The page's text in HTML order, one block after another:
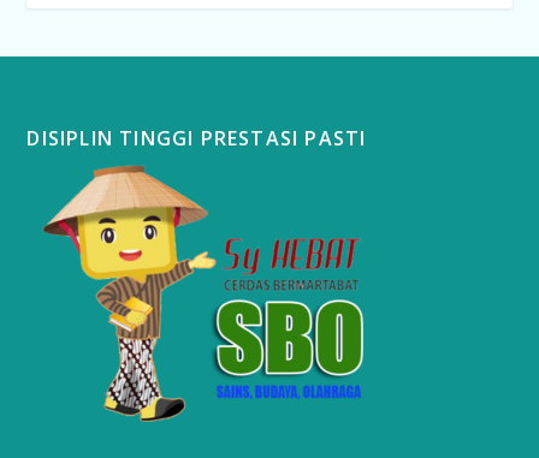
DISIPLIN TINGGI PRESTASI PASTI